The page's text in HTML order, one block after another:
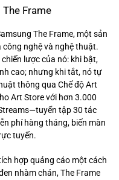
Frame
The Frame, một sản
nghệ và nghệ thuật.
lược của nó: khi bật,
cao; nhưng khi tắt, nó tự
thông qua Chế độ Art
Art Store với hơn 3.000
tập 30 tác
phí hàng tháng, biến màn
tuyến.
hợp quảng cáo một cách
nhàm chán, The Frame